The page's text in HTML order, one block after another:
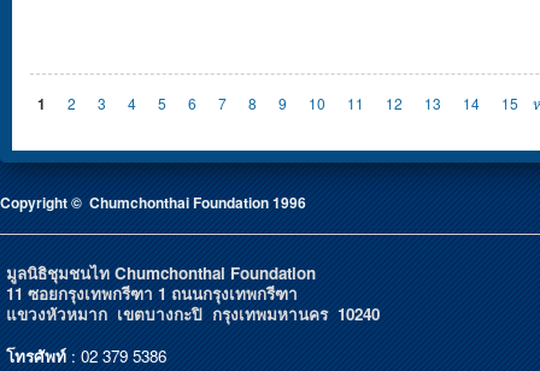
Pages
1 2 3 4 5 6 7 8 9 10 11 12 13 14 15
Copyright © Chumchonthai Foundation 1996
มูลนิธิชุมชนไท Chumchonthai Foundation
11 ซอยกรุงเทพกรีฑา 1 ถนนกรุงเทพกรีฑา
แขวงหัวหมาก เขตบางกะปิ กรุงเทพมหานคร 10240
โทรศัพท์ : 02 379 5386